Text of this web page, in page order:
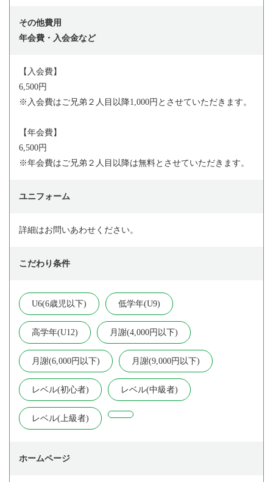
その他費用
年会費・入会金など
【入会費】
6,500円
※入会費はご兄弟２人目以降1,000円とさせていただきます。
【年会費】
6,500円
※年会費はご兄弟２人目以降は無料とさせていただきます。
ユニフォーム
詳細はお問いあわせください。
こだわり条件
U6(6歳児以下) 低学年(U9)
高学年(U12) 月謝(4,000円以下)
月謝(6,000円以下) 月謝(9,000円以下)
レベル(初心者) レベル(中級者)
レベル(上級者)
ホームページ